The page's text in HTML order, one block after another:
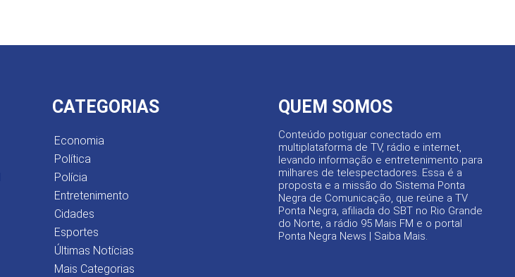
CATEGORIAS
Economia
Política
Polícia
Entretenimento
Cidades
Esportes
Últimas Notícias
Mais Categorias
QUEM SOMOS
Conteúdo potiguar conectado em
multiplataforma de TV, rádio e internet,
levando informação e entretenimento para
milhares de telespectadores. Essa é a
proposta e a missão do Sistema Ponta
Negra de Comunicação, que reúne a TV
Ponta Negra, afiliada do SBT no Rio Grande
do Norte, a rádio 95 Mais FM e o portal
Ponta Negra News | Saiba Mais